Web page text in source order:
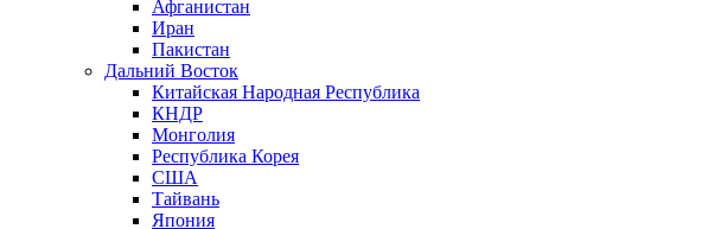
Афганистан
Иран
Пакистан
Дальний Восток
Китайская Народная Республика
КНДР
Монголия
Республика Корея
США
Тайвань
Япония